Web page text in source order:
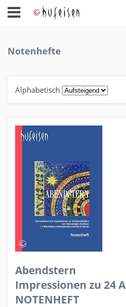
Notenhefte
Alphabetisch
Abendstern
Impressionen zu 24
NOTENHEFT